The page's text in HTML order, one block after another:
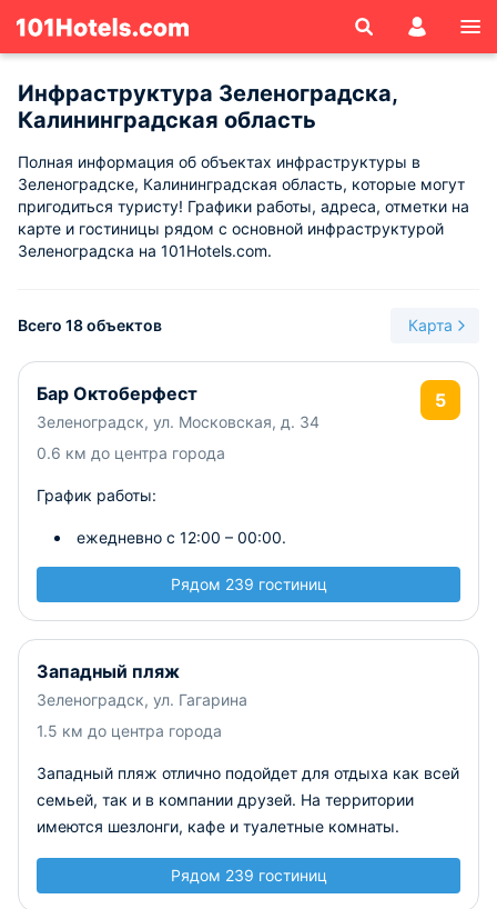
Инфраструктура Зеленоградска,
Калининградская область
Полная информация об объектах инфраструктуры в
Зеленоградске, Калининградская область, которые могут
пригодиться туристу! Графики работы, адреса, отметки на
карте и гостиницы рядом с основной инфраструктурой
Зеленоградска на 101Hotels.com.
Всего 18 объектов Карта
Бар Октоберфест
Зеленоградск, ул. Московская, д. 34
0.6 км до центра города
5
График работы:
ежедневно с 12:00 – 00:00.
Рядом 239 гостиниц
Западный пляж
Зеленоградск, ул. Гагарина
1.5 км до центра города
Западный пляж отлично подойдет для отдыха как всей
семьей, так и в компании друзей. На территории
имеются шезлонги, кафе и туалетные комнаты.
Рядом 239 гостиниц